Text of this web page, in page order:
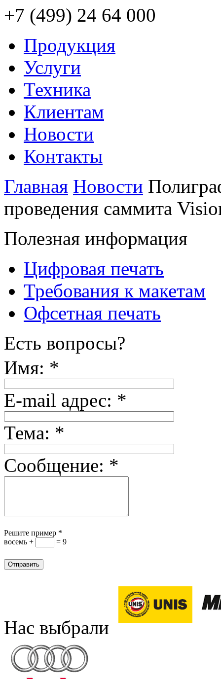
+7 (499) 24 64 000
Продукция
Услуги
Техника
Клиентам
Новости
Контакты
Главная Новости
проведения саммита
Полезная информация
Цифровая печать
Требования к макетам
Офсетная печать
Есть вопросы?
Имя: *
E-mail адрес: *
Тема: *
Сообщение: *
Решите пример *
восемь +
= 9
Нас выбрали